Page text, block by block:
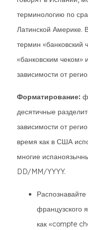
терминологию по
Латинской Америке.
термин «банковский
«банковским чеком»
зависимости от
Форматирование:
десятичные
зависимости от
время как в США
многие
DD/MM/YYYY.
французского
как «compte